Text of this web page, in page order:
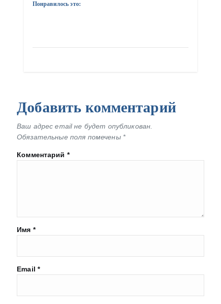
Понравилось это:
Добавить комментарий
Ваш адрес email не будет опубликован.
Обязательные поля помечены *
Комментарий *
Имя *
Email *